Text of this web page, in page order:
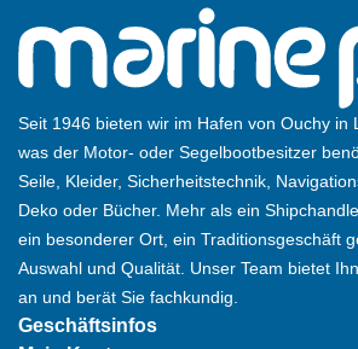
Seit 1946 bieten wir im Hafen von Ouchy in
was der Motor- oder Segelbootbesitzer
Seile, Kleider, Sicherheitstechnik,
Deko oder Bücher. Mehr als ein
ein besonderer Ort, ein Traditionsgeschäft
Auswahl und Qualität. Unser Team bietet
an und berät Sie fachkundig.
Geschäftsinfos